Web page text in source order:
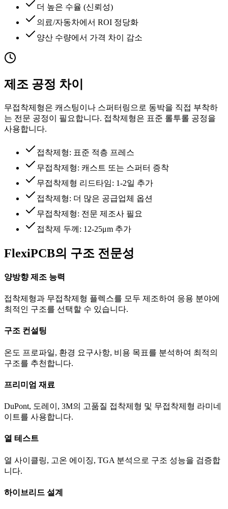
더 높은 수율 (신뢰성)
의료/자동차에서 ROI 정당화
양산 수량에서 가격 차이 감소
제조 공정 차이
무접착제형은 캐스팅이나 스퍼터링으로 동박을 직접 부착하
는 전문 공정이 필요합니다. 접착제형은 표준 롤투롤 공정을
사용합니다.
접착제형: 표준 적층 프레스
무접착제형: 캐스트 또는 스퍼터 증착
무접착제형 리드타임: 1-2일 추가
접착제형: 더 많은 공급업체 옵션
무접착제형: 전문 제조사 필요
접착제 두께: 12-25μm 추가
FlexiPCB의 구조 전문성
양방향 제조 능력
접착제형과 무접착제형 플렉스를 모두 제조하여 응용 분야에
최적인 구조를 선택할 수 있습니다.
구조 컨설팅
온도 프로파일, 환경 요구사항, 비용 목표를 분석하여 최적의
구조를 추천합니다.
프리미엄 재료
DuPont, 도레이, 3M의 고품질 접착제형 및 무접착제형 라미네
이트를 사용합니다.
열 테스트
열 사이클링, 고온 에이징, TGA 분석으로 구조 성능을 검증합
니다.
하이브리드 설계